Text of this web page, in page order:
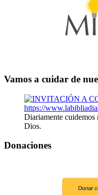
Vamos a cuidar de
Diariamente cuidemos
Dios.
Donaciones